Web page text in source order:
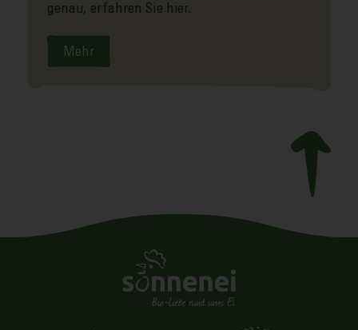
genau, erfahren Sie hier.
Mehr